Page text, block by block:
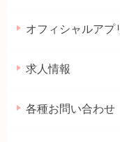
オフィシャルアプ
求人情報
各種お問い合わせ